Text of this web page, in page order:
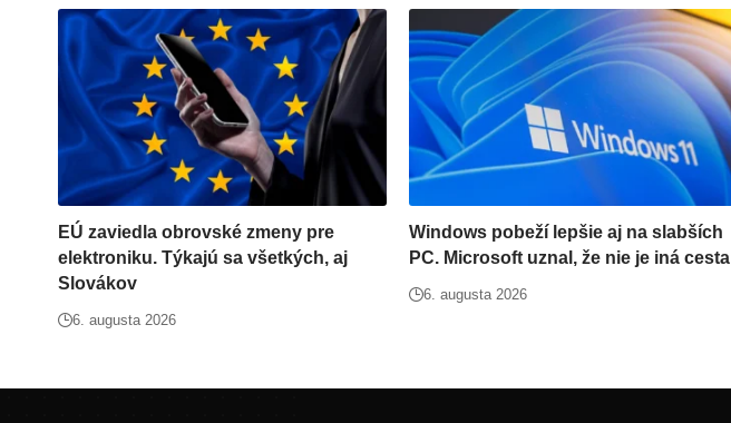
EÚ zaviedla obrovské zmeny pre
elektroniku. Týkajú sa všetkých, aj
Slovákov
6. augusta 2026
Windows pobeží lepšie aj na slabších
PC. Microsoft uznal, že nie je iná cesta
6. augusta 2026